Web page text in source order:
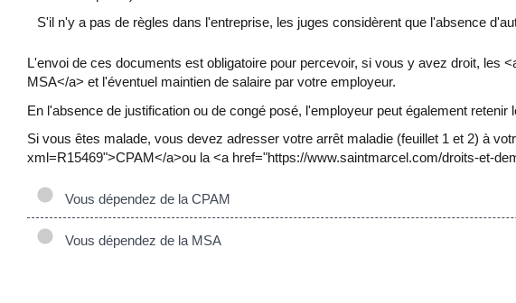
S'il n'y a pas de règles dans l'entreprise, les juges considèrent que l'absence
L'envoi de ces documents est obligatoire pour percevoir, si vous y avez droit,
MSA</a> et l'éventuel maintien de salaire par votre employeur.
En l'absence de justification ou de congé posé, l'employeur peut également
Si vous êtes malade, vous devez adresser votre arrêt maladie (feuillet 1 et 2) à
xml=R15469">CPAM</a>ou la <a href="https://www.saintmarcel.com/droits-et-
Vous dépendez de la CPAM
Vous dépendez de la MSA